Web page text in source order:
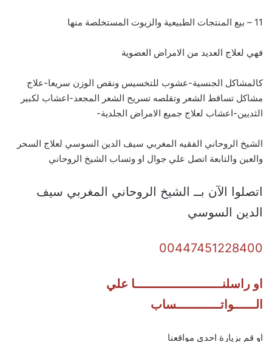
11 – بيع المنتجات الطبيعية والزيوت المستخلصة منها
فهي لعلاج العديد من الامراض العضوية
كالمشاكل الجنسية-عشوب للتخسيس ونقص الوزن سريعا-علاج
مشاكل تساقط الشعر وتقلصه تسريح الشعر المجعد-اعشاب لكبير
الثديين-اعشاب لعلاج جميع الامراض الجلدية-
الشيخ الروحاني الفقيه المغربي سيف الدين السوسي لعلاج السحر
والعين والتابعة اتصل علي جوال او وتساب الشيخ الروحاني
اتصلوا الآن بــ الشيخ الروحاني المغربي سيف
الدين السوسي
00447451228400
او راسلنــــــــــــــــــــــــا علي
الــــــواتــــــــــــساب
او قم بزيارة احدي مواقعنا